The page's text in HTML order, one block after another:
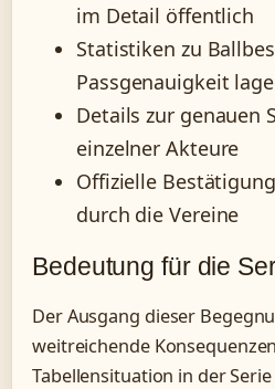
im Detail öffentlich
Statistiken zu
Passgenauigkeit
Details zur genauen
einzelner Akteure
Offizielle
durch die Vereine
Bedeutung für die
Der Ausgang dieser
weitreichende
Tabellensituation in der